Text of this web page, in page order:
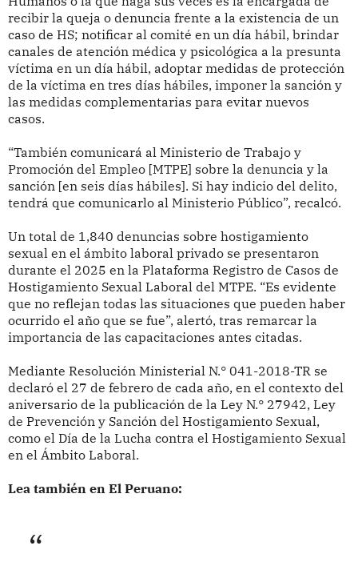
recibir la queja o denuncia frente a la existencia de un
caso de HS; notificar al comité en un día hábil, brindar
canales de atención médica y psicológica a la presunta
víctima en un día hábil, adoptar medidas de protección
de la víctima en tres días hábiles, imponer la sanción y
las medidas complementarias para evitar nuevos
casos.
“También comunicará al Ministerio de Trabajo y
Promoción del Empleo [MTPE] sobre la denuncia y la
sanción [en seis días hábiles]. Si hay indicio del delito,
tendrá que comunicarlo al Ministerio Público”, recalcó.
Un total de 1,840 denuncias sobre hostigamiento
sexual en el ámbito laboral privado se presentaron
durante el 2025 en la Plataforma Registro de Casos de
Hostigamiento Sexual Laboral del MTPE. “Es evidente
que no reflejan todas las situaciones que pueden haber
ocurrido el año que se fue”, alertó, tras remarcar la
importancia de las capacitaciones antes citadas.
Mediante Resolución Ministerial N.° 041-2018-TR se
declaró el 27 de febrero de cada año, en el contexto del
aniversario de la publicación de la Ley N.° 27942, Ley
de Prevención y Sanción del Hostigamiento Sexual,
como el Día de la Lucha contra el Hostigamiento Sexual
en el Ámbito Laboral.
Lea también en El Peruano: